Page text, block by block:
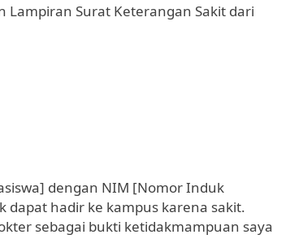
Lampiran Surat Keterangan Sakit dari
dengan NIM [Nomor Induk
dapat hadir ke kampus karena sakit.
sebagai bukti ketidakmampuan saya